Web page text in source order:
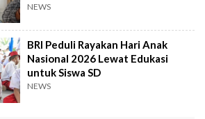
NEWS
BRI Peduli Rayakan Hari Anak
Nasional 2026 Lewat Edukasi
untuk Siswa SD
NEWS